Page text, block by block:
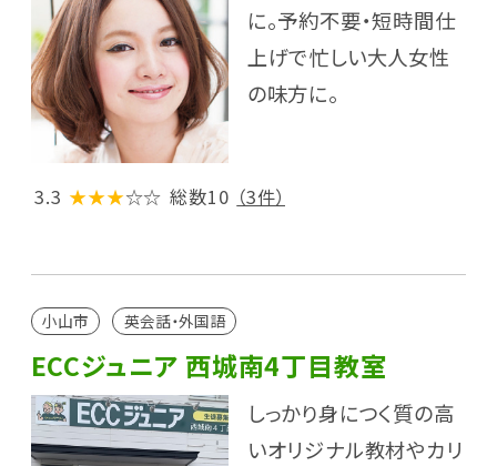
に。予約不要・短時間仕
上げで忙しい大人女性
の味方に。
3.3 ★★★☆☆ 総数10 （3件）
小山市 英会話・外国語
ECCジュニア 西城南4丁目教室
しっかり身につく質の高
いオリジナル教材やカリ